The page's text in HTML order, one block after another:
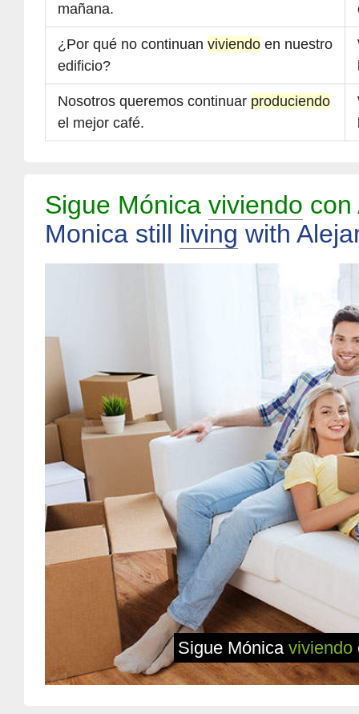
mañana.
¿Por qué no continuan viviendo en nuestro
edificio?
Nosotros queremos continuar produciendo
el mejor café.
Sigue Mónica viviendo
Monica still living with
Sigue Mónica viviendo